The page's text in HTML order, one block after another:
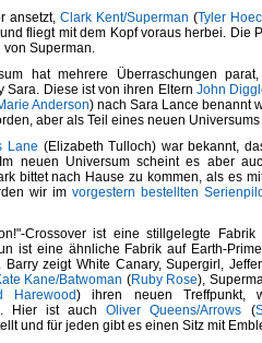
ansetzt,Clark Kent/Superman (Tyler
fliegt mit dem Kopf voraus herbei. Die
Superman.
hat mehrere Überraschungen
Sara. Diese ist von ihren Eltern John
Anderson) nach Sara Lance benannt
aber als Teil eines neuen
Lane (Elizabeth Tulloch) war bekannt,
neuen Universum scheint es aber
bittet nach Hause zu kommen, als es
wir im vorgestern bestellten
Crossover ist eine stillgelegte
ist eine ähnliche Fabrik auf Earth-
Barry zeigt White Canary, Supergirl,
Kane/Batwoman (Ruby Rose),
Harewood) ihren neuen Treffpunkt,
Hier ist auchOliver Queens/Arrows (
und für jeden gibt es einen Sitz mit